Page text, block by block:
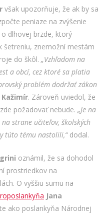
však upozorňuje, že ak by sa
peniaze na zvýšenie
dlhovej brzde, ktorý
šetreniu, znemožní mestám
do škôl. „Vzhľadom na
a obcí, cez ktoré sa platia
problém dodržať zákon
Kažimír. Zároveň uviedol, že
požadovať nebude. „Je na
strane učiteľov, školských
túto tému nastolili,“dodal.
oznámil, že sa dohodol
prostriedkov na
O vyššiu sumu na
Jana
ako poslankyňa Národnej